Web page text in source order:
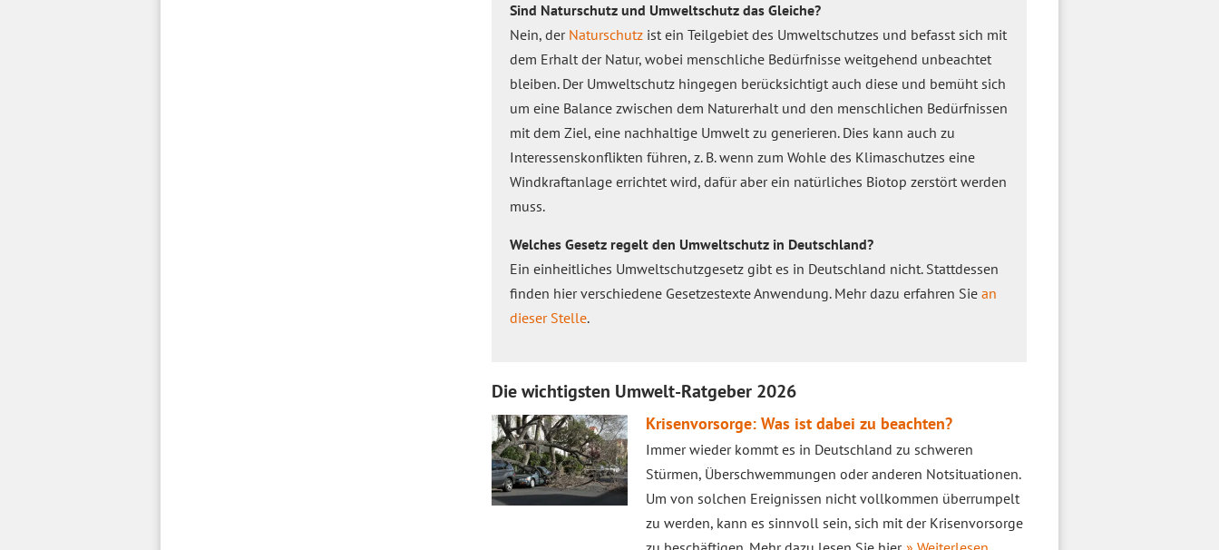
Sind Naturschutz und Umweltschutz das Gleiche?
Nein, der Naturschutzist ein Teilgebiet des Umweltschutzes und befasst sich mit
dem Erhalt der Natur, wobei menschliche Bedürfnisse weitgehend unbeachtet
bleiben. Der Umweltschutz hingegen berücksichtigt auch diese und bemüht sich
um eine Balance zwischen dem Naturerhalt und den menschlichen Bedürfnissen
mit dem Ziel, eine nachhaltige Umwelt zu generieren. Dies kann auch zu
Interessenskonflikten führen, z. B. wenn zum Wohle des Klimaschutzes eine
Windkraftanlage errichtet wird, dafür aber ein natürliches Biotop zerstört werden
muss.
Welches Gesetz regelt den Umweltschutz in Deutschland?
Ein einheitliches Umweltschutzgesetz gibt es in Deutschland nicht. Stattdessen
finden hier verschiedene Gesetzestexte Anwendung. Mehr dazu erfahren Sie an
dieser Stelle.
Die wichtigsten Umwelt-Ratgeber 2026
Krisenvorsorge: Was ist dabei zu beachten?
Immer wieder kommt es in Deutschland zu schweren
Stürmen, Überschwemmungen oder anderen Notsituationen.
Um von solchen Ereignissen nicht vollkommen überrumpelt
zu werden, kann es sinnvoll sein, sich mit der Krisenvorsorge